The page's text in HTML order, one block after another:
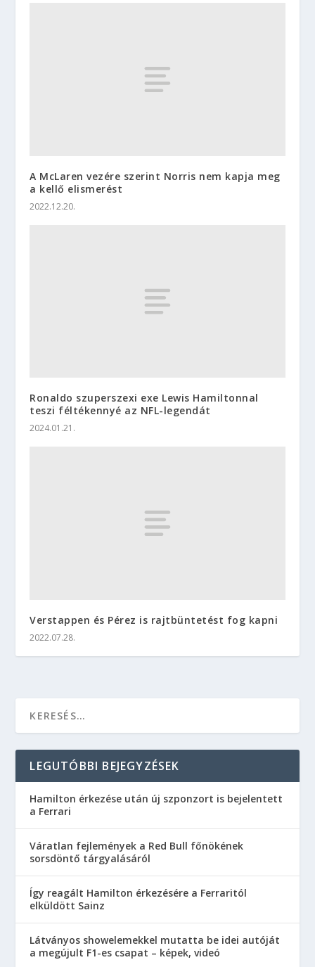
A McLaren vezére szerint Norris nem kapja meg
a kellő elismerést
2022.12.20.
Ronaldo szuperszexi exe Lewis Hamiltonnal
teszi féltékennyé az NFL-legendát
2024.01.21.
Verstappen és Pérez is rajtbüntetést fog kapni
2022.07.28.
LEGUTÓBBI BEJEGYZÉSEK
Hamilton érkezése után új szponzort is bejelentett
a Ferrari
Váratlan fejlemények a Red Bull főnökének
sorsdöntő tárgyalásáról
Így reagált Hamilton érkezésére a Ferraritól
elküldött Sainz
Látványos showelemekkel mutatta be idei autóját
a megújult F1-es csapat – képek, videó